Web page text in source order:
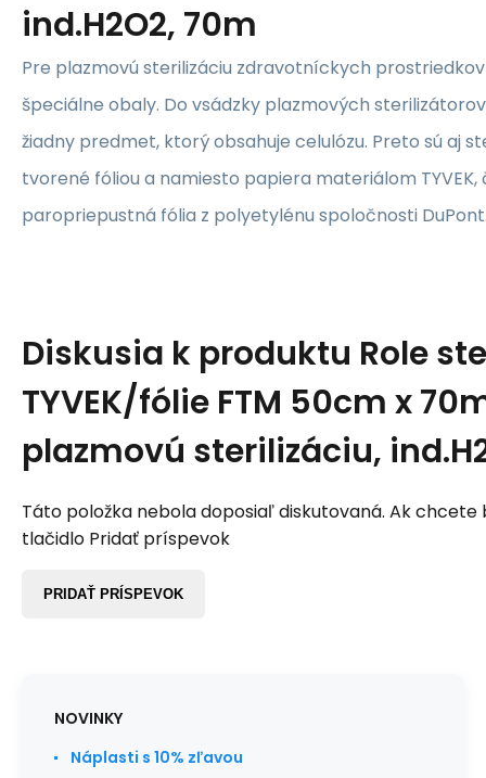
ind.H2O2, 70m
Pre plazmovú sterilizáciu zdravotníckych
špeciálne obaly. Do vsádzky plazmových
žiadny predmet, ktorý obsahuje celulózu. Preto sú aj
tvorené fóliou a namiesto papiera materiálom TYVEK,
paropriepustná fólia z polyetylénu spoločnosti
Diskusia k produktu Role
TYVEK/fólie FTM 50cm x
plazmovú sterilizáciu,
Táto položka nebola doposiaľ diskutovaná. Ak chcete
tlačidlo Pridať príspevok
PRIDAŤ PRÍSPEVOK
NOVINKY
Náplasti s 10% zľavou